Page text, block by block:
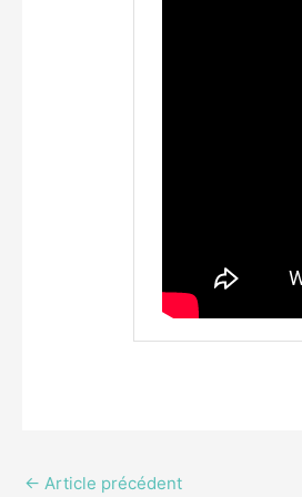
← Article précédent